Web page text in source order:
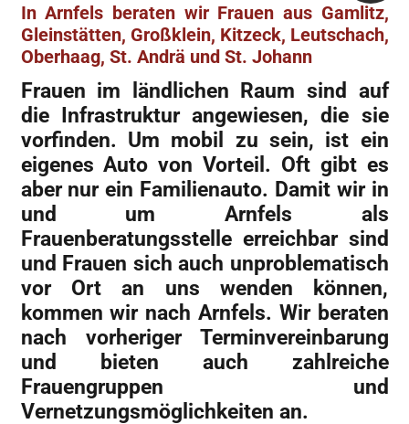
In Arnfels beraten wir Frauen aus Gamlitz,
Gleinstätten, Großklein, Kitzeck, Leutschach,
Oberhaag, St. Andrä und St. Johann
Frauen im ländlichen Raum sind auf
die Infrastruktur angewiesen, die sie
vorfinden. Um mobil zu sein, ist ein
eigenes Auto von Vorteil. Oft gibt es
aber nur ein Familienauto. Damit wir in
und um Arnfels als
Frauenberatungsstelle erreichbar sind
und Frauen sich auch unproblematisch
vor Ort an uns wenden können,
kommen wir nach Arnfels. Wir beraten
nach vorheriger Terminvereinbarung
und bieten auch zahlreiche
Frauengruppen und
Vernetzungsmöglichkeiten an.